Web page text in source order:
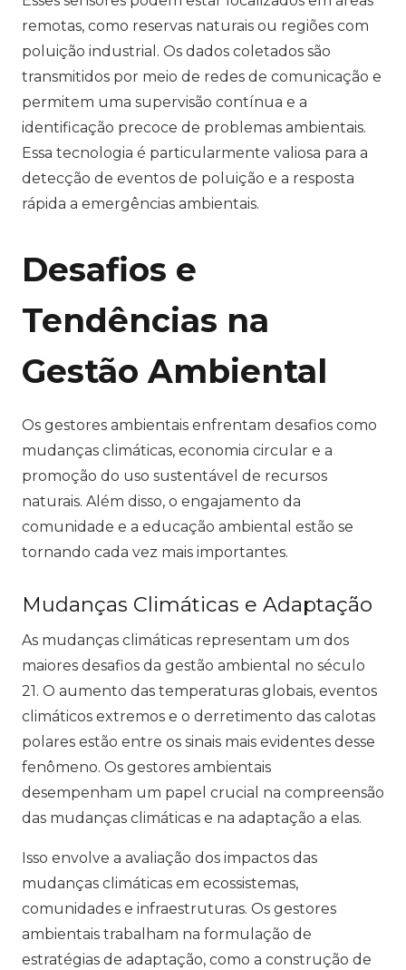
remotas, como reservas naturais ou regiões com
poluição industrial. Os dados coletados são
transmitidos por meio de redes de comunicação e
permitem uma supervisão contínua e a
identificação precoce de problemas ambientais.
Essa tecnologia é particularmente valiosa para a
detecção de eventos de poluição e a resposta
rápida a emergências ambientais.
Desafios e
Tendências na
Gestão Ambiental
Os gestores ambientais enfrentam desafios como
mudanças climáticas, economia circular e a
promoção do uso sustentável de recursos
naturais. Além disso, o engajamento da
comunidade e a educação ambiental estão se
tornando cada vez mais importantes.
Mudanças Climáticas e Adaptação
As mudanças climáticas representam um dos
maiores desafios da gestão ambiental no século
21. O aumento das temperaturas globais, eventos
climáticos extremos e o derretimento das calotas
polares estão entre os sinais mais evidentes desse
fenômeno. Os gestores ambientais
desempenham um papel crucial na compreensão
das mudanças climáticas e na adaptação a elas.
Isso envolve a avaliação dos impactos das
mudanças climáticas em ecossistemas,
comunidades e infraestruturas. Os gestores
ambientais trabalham na formulação de
estratégias de adaptação, como a construção de